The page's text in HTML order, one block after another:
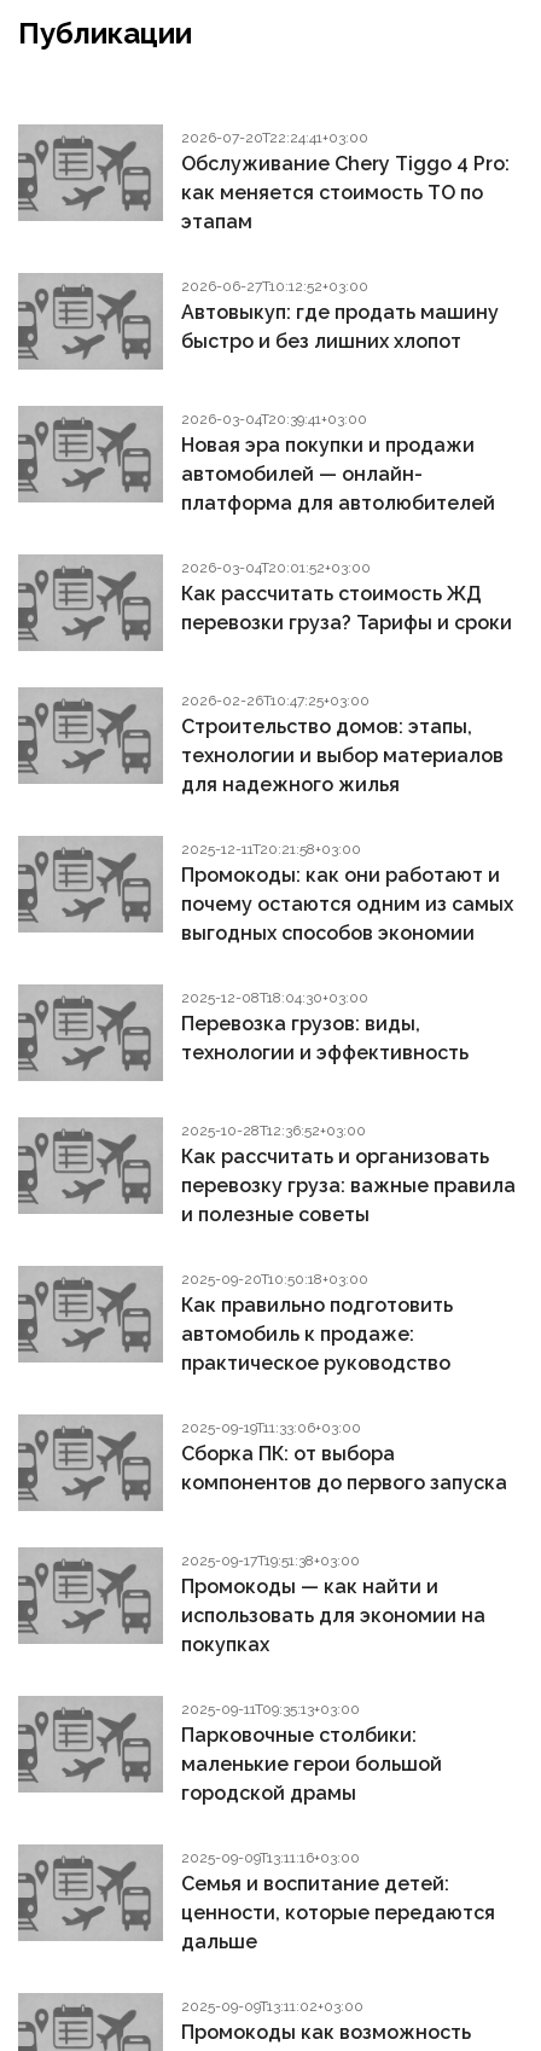
Публикации
2026-07-20T22:24:41+03:00
Обслуживание Chery Tiggo 4 Pro:
как меняется стоимость ТО по
этапам
2026-06-27T10:12:52+03:00
Автовыкуп: где продать машину
быстро и без лишних хлопот
2026-03-04T20:39:41+03:00
Новая эра покупки и продажи
автомобилей — онлайн-
платформа для автолюбителей
2026-03-04T20:01:52+03:00
Как рассчитать стоимость ЖД
перевозки груза? Тарифы и сроки
2026-02-26T10:47:25+03:00
Строительство домов: этапы,
технологии и выбор материалов
для надежного жилья
2025-12-11T20:21:58+03:00
Промокоды: как они работают и
почему остаются одним из самых
выгодных способов экономии
2025-12-08T18:04:30+03:00
Перевозка грузов: виды,
технологии и эффективность
2025-10-28T12:36:52+03:00
Как рассчитать и организовать
перевозку груза: важные правила
и полезные советы
2025-09-20T10:50:18+03:00
Как правильно подготовить
автомобиль к продаже:
практическое руководство
2025-09-19T11:33:06+03:00
Сборка ПК: от выбора
компонентов до первого запуска
2025-09-17T19:51:38+03:00
Промокоды — как найти и
использовать для экономии на
покупках
2025-09-11T09:35:13+03:00
Парковочные столбики:
маленькие герои большой
городской драмы
2025-09-09T13:11:16+03:00
Семья и воспитание детей:
ценности, которые передаются
дальше
2025-09-09T13:11:02+03:00
Промокоды как возможность